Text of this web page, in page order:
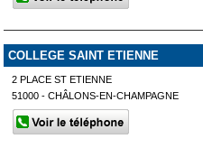
COLLEGE SAINT ETIENNE
2 PLACE ST ETIENNE
51000 - CHÂLONS-EN-CHAMPAGNE